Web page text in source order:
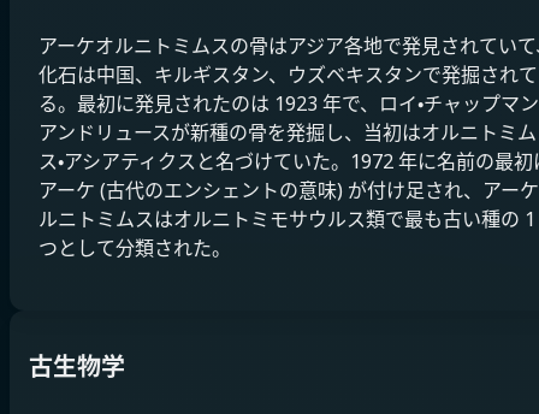
アーケオルニトミムスの骨はアジア各地で発見されてい
化石は中国、キルギスタン、ウズベキスタンで発掘され
る。最初に発見されたのは 1923 年で、ロイ・チャップマン
アンドリュースが新種の骨を発掘し、当初はオルニトミム
ス・アシアティクスと名づけていた。1972 年に名前の最初
アーケ (古代のエンシェントの意味) が付け足され、アー
ルニトミムスはオルニトミモサウルス類で最も古い種の 1
つとして分類された。
古生物学